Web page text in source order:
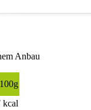
Anbau
kcal